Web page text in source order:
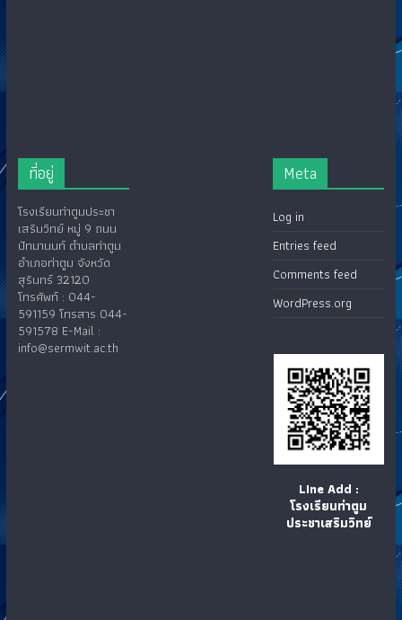
ที่อยู่
โรงเรียนท่าตูมประชา
เสริมวิทย์ หมู่ 9 ถนน
ปัทมานนท์ ตำบลท่าตูม
อำเภอท่าตูม จังหวัด
สุรินทร์ 32120
โทรศัพท์ : 044-
591159 โทรสาร 044-
591578 E-Mail :
info@sermwit.ac.th
Meta
Log in
Entries feed
Comments feed
WordPress.org
LIne Add :
โรงเรียนท่าตูม
ประชาเสริมวิทย์